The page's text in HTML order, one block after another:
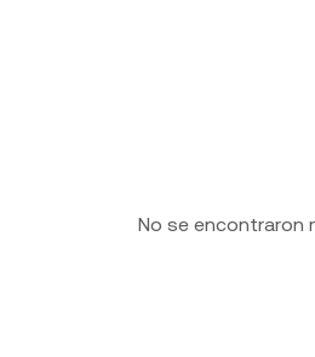
No se encontraron